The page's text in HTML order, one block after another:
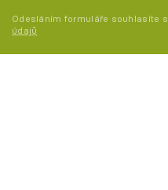
Odesláním formuláře souhlasíte s
údajů